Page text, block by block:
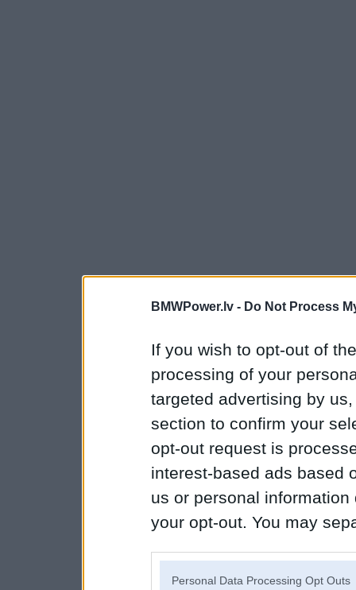
BMWPower.lv - Do Not Process
If you wish to opt-out of
processing of your
targeted advertising by
section to confirm your
opt-out request is
interest-based ads based
us or personal
your opt-out. You may
Personal Data Processing Opt Outs